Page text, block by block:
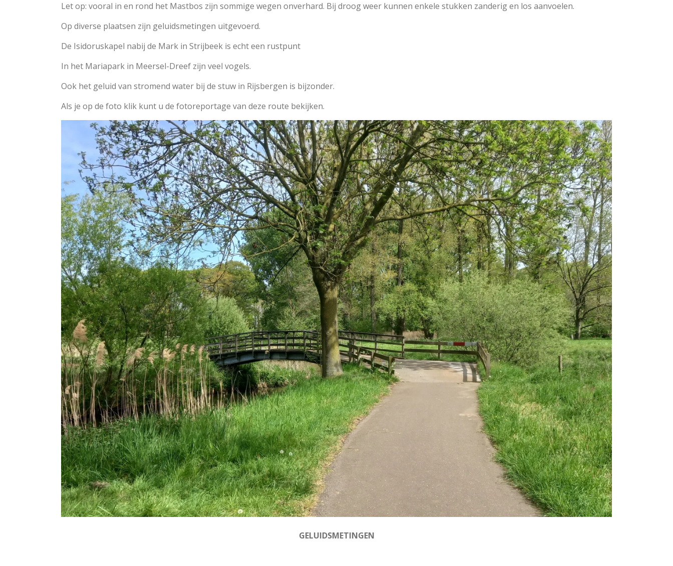
Let op: vooral in en rond het Mastbos zijn sommige wegen onverhard. Bij droog weer kunnen enkele stukken zanderig en los aanvoelen.
Op diverse plaatsen zijn geluidsmetingen uitgevoerd.
De Isidoruskapel nabij de Mark in Strijbeek is echt een rustpunt
In het Mariapark in Meersel-Dreef zijn veel vogels.
Ook het geluid van stromend water bij de stuw in Rijsbergen is bijzonder.
Als je op de foto klik kunt u de fotoreportage van deze route bekijken.
GELUIDSMETINGEN